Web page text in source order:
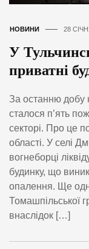
НОВИНИ 28
У
приватні
За останню добу
сталося п’ять
секторі. Про це
області. У селі
вогнеборці
будинку, що
опалення. Ще
Томашпільської
внаслідок […]